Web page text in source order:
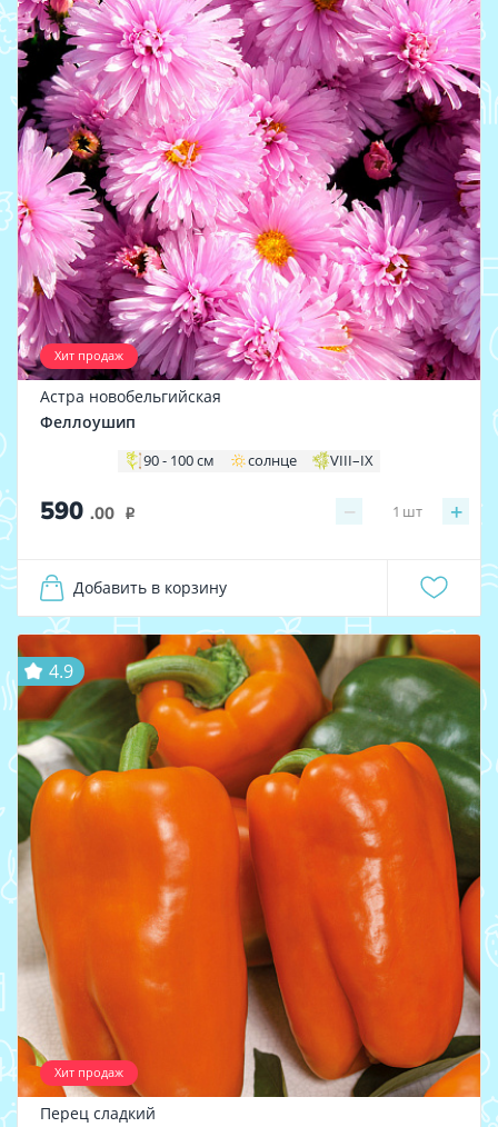
Хит продаж
Астра новобельгийская
Феллоушип
90 - 100 см солнце VIII–IX
590 .00 i − +
1 шт
Добавить в корзину
Хит продаж
4.9
Перец сладкий